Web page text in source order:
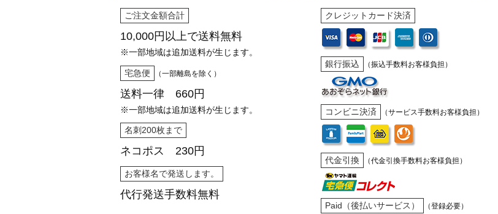
ご注文金額合計
10,000円以上で送料無料
※一部地域は追加送料が生じます。
宅急便 （一部離島を除く）
送料一律 660円
※一部地域は追加送料が生じます。
名刺200枚まで
ネコポス 230円
お客様名で発送します。
代行発送手数料無料
クレジットカード決済
銀行振込 （振込手数料お客様負担）
コンビニ決済 （サービス手数料お客様負担）
代金引換 （代金引換手数料お客様負担）
Paid（後払いサービス） （登録必要）